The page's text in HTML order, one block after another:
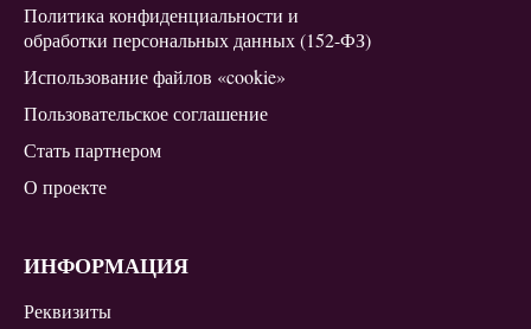
Политика конфиденциальности и
обработки персональных данных (152-ФЗ)
Использование файлов «cookie»
Пользовательское соглашение
Стать партнером
О проекте
ИНФОРМАЦИЯ
Реквизиты